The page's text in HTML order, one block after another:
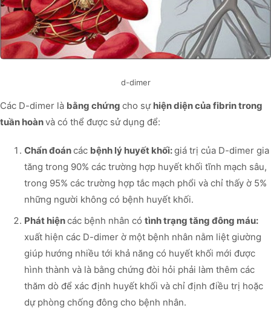
d-dimer
Các D-dimer là bằng chứng cho sự hiện diện của fibrin trong
tuần hoànvà có thể được sử dụng để:
Chẩn đoáncác bệnh lý huyết khối:giá trị của D-dimer gia
tăng trong 90% các trường hợp huyết khối tĩnh mạch sâu,
trong 95% các trường hợp tắc mạch phổi và chỉ thấy ờ 5%
những người không có bệnh huyết khối.
Phát hiệncác bệnh nhân có tình trạng tăng đông máu:
xuất hiện các D-dimer ờ một bệnh nhân nằm liệt giường
giúp hướng nhiều tới khả năng có huyết khối mới được
hình thành và là bằng chứng đòi hỏi phải làm thêm các
thăm dò để xác định huyết khối và chỉ định điều trị hoặc
dự phòng chống đông cho bệnh nhân.